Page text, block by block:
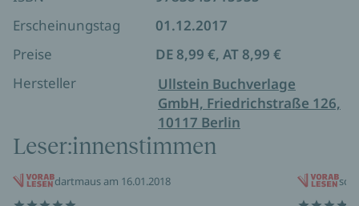
Ölandsbladet
Erscheinungstag
01.12.2017
Preise
DE 8,99 €, AT 8,99 €
Hersteller
Ullstein Buchverlage
GmbH, Friedrichstraße 126,
10117 Berlin
Leser:innenstimmen
dartmaus am 16.01.2018